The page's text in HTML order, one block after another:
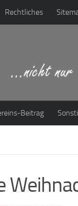
Rechtliches
Beitrag